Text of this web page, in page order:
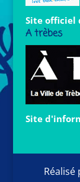
Site officiel
A trèbes
Site